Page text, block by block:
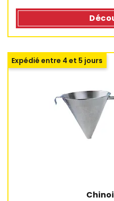
Expédié entre 4 et 5 jours